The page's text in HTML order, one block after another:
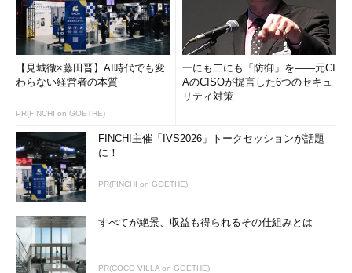
マイクロソフトでは、従来のSQL Serverの展開を推進する一
方で、先のDatabase Watch記事で紹介したように、データベー
スの設計やクエリによるチューニングではなく、SSDをストレー
ジとして採用することによるI/Oボトルネック解消を提案してい
「
ニングのキモはSQLにあらず!?
今回のラインアップは同社の提案に即した展開といえる。アプ
ライアンスとして今回製品を出荷する6社では、おのおのでキャ
ンペーンを推進している。詳細は
【見城徹×藤田晋】AI時代でも変
わらない経営者の本質
PR(FINCHI on GOETHE)
一にも二にも「防御」を――元CI
AのCISOが提言した6つのセキュ
リティ対策
FINCHI主催「IVS2026」トークセッションが話題
に！
PR(FINCHI on GOETHE)
すべてが絶景、収益も得られるその仕組みとは
PR(COCO VILLA on GOETHE)